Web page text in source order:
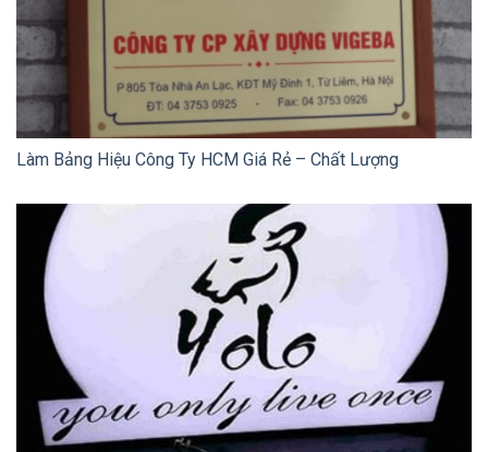
Làm Bảng Hiệu Công Ty HCM Giá Rẻ – Chất Lượng